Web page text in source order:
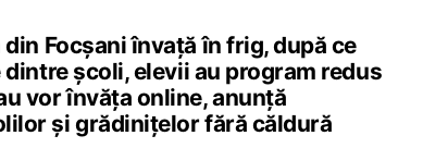
Focșani învață în frig, după ce
școli, elevii au program redus
vor învăța online, anunță
și grădinițelor fără căldură